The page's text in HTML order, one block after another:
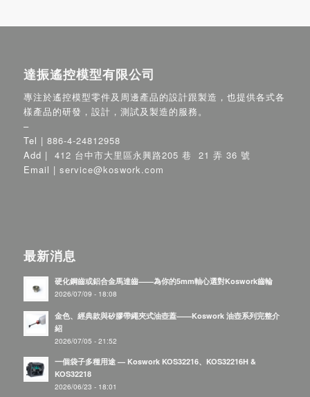
達振遙控模型有限公司
專注於遙控模型零件及周邊產品的設計跟製造，也提供各式各
樣產品的研發，設計，測試及製造的服務。
–
Tel | 886-4-24812958
Add |
412 台中市大里區永興路205 巷 21 弄 36 號
Email | service@koswork.com
最新消息
硬化鋼齒或鋁合金馬達齒——為你的5mm軸心選對Koswork齒輪
2026/07/09 - 18:08
金色、經典款與矽膠帶繩夾式油壺蓋——Koswork 油壺系列完整介
紹
2026/07/05 - 21:52
一個袋子多種用途 — Koswork KOS32216、KOS32216H &
KOS32218
2026/06/23 - 18:01